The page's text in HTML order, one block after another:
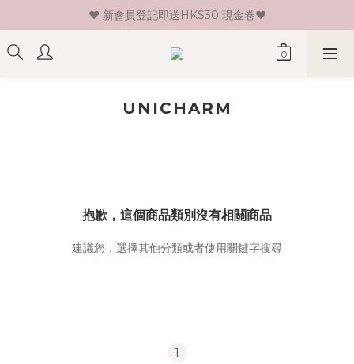
♥ 新會員登記即送HK$30 現金卷♥
♥ 新會員登記即送HK$30 現金卷♥
♥ 以FPS 或 ATM 付款即享98折♥
♥ 新會員登記即送HK$30 現金卷♥
UNICHARM
抱歉，這個商品類別沒有相關商品
建議您，選擇其他分類或者使用關鍵字搜尋
1